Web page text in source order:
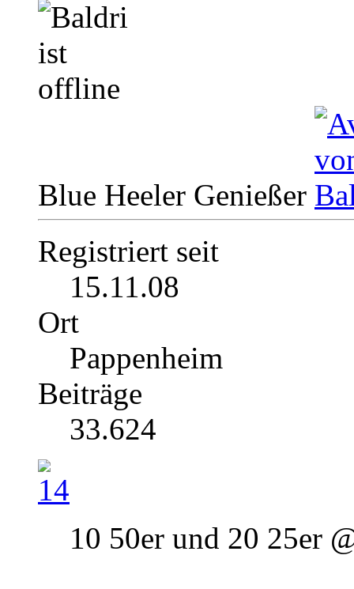
Blue Heeler Genießer
Registriert seit
15.11.08
Ort
Pappenheim
Beiträge
33.624
10 50er und 20 25er